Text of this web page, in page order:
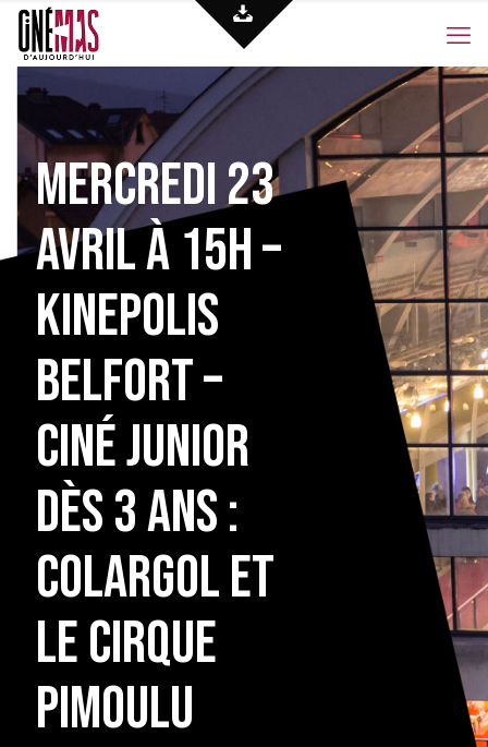
Mercredi 23
avril à 15h –
Kinepolis
Belfort –
Ciné junior
dès 3 ans :
Colargol et
le cirque
Pimoulu